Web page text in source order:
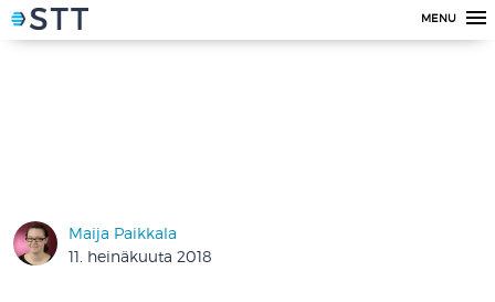
MENU
Maija Paikkala
11. heinäkuuta 2018